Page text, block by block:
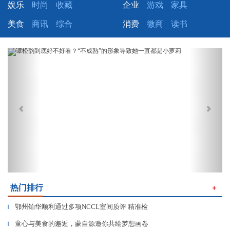
娱乐 时尚 收藏 企业 游戏 家具
美食 商讯 综合 消费 微商 读书
Previous
热门排行 ＋
▎ 鄂州铂华顺利通过多项NCCL室间质评 精准检
▎ 童心与美食的邂逅，蒙自源邀你共绘梦想画卷